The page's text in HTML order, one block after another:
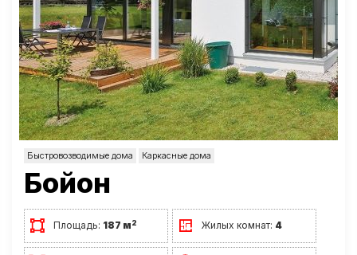
Быстровозводимые дома Каркасные дома
Бойон
Площадь: 187 м2 Жилых комнат: 4